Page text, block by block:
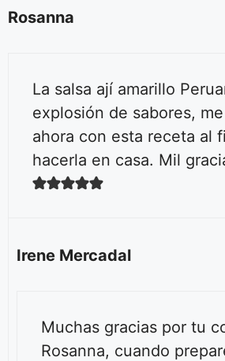
Rosanna
La salsa ají amarillo
explosión de sabores,
ahora con esta receta al
hacerla en casa. Mil
Irene Mercadal
Muchas gracias por tu
Rosanna, cuando